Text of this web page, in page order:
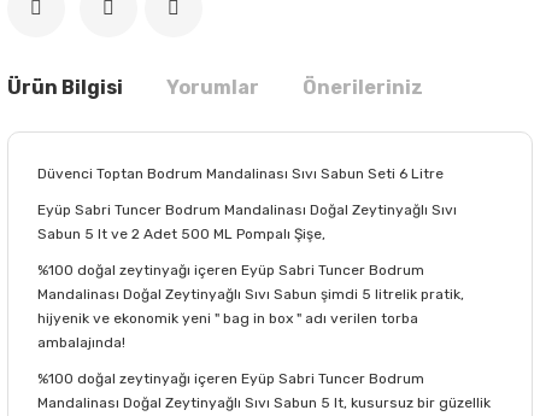
Ürün Bilgisi Yorumlar Önerileriniz
Düvenci Toptan Bodrum Mandalinası Sıvı Sabun Seti 6 Litre
Eyüp Sabri Tuncer Bodrum Mandalinası Doğal Zeytinyağlı Sıvı
Sabun 5 lt ve 2 Adet 500 ML Pompalı Şişe,
%100 doğal zeytinyağı içeren Eyüp Sabri Tuncer Bodrum
Mandalinası Doğal Zeytinyağlı Sıvı Sabun şimdi 5 litrelik pratik,
hijyenik ve ekonomik yeni " bag in box " adı verilen torba
ambalajında!
%100 doğal zeytinyağı içeren Eyüp Sabri Tuncer Bodrum
Mandalinası Doğal Zeytinyağlı Sıvı Sabun 5 lt, kusursuz bir güzellik